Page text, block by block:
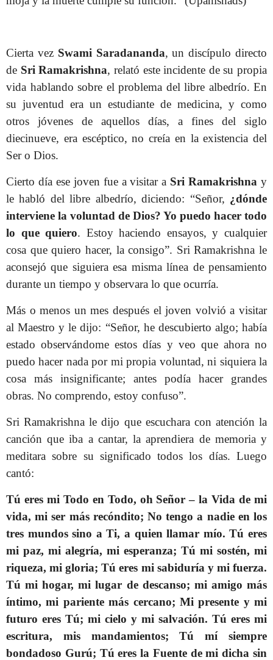
Cierta vez Swami Saradananda, un discípulo directo
de Sri Ramakrishna, relató este incidente de su propia
vida hablando sobre el problema del libre albedrío. En
su juventud era un estudiante de medicina, y como
otros jóvenes de aquellos días, a fines del siglo
diecinueve, era escéptico, no creía en la existencia del
Ser o Dios.
Cierto día ese joven fue a visitar a Sri Ramakrishna y
le habló del libre albedrío, diciendo: “Señor, ¿dónde
interviene la voluntad de Dios? Yo puedo hacer todo
lo que quiero. Estoy haciendo ensayos, y cualquier
cosa que quiero hacer, la consigo”. Sri Ramakrishna le
aconsejó que siguiera esa misma línea de pensamiento
durante un tiempo y observara lo que ocurría.
Más o menos un mes después el joven volvió a visitar
al Maestro y le dijo: “Señor, he descubierto algo; había
estado observándome estos días y veo que ahora no
puedo hacer nada por mi propia voluntad, ni siquiera la
cosa más insignificante; antes podía hacer grandes
obras. No comprendo, estoy confuso”.
Sri Ramakrishna le dijo que escuchara con atención la
canción que iba a cantar, la aprendiera de memoria y
meditara sobre su significado todos los días. Luego
cantó:
Tú eres mi Todo en Todo, oh Señor – la Vida de mi
vida, mi ser más recóndito; No tengo a nadie en los
tres mundos sino a Ti, a quien llamar mío. Tú eres
mi paz, mi alegría, mi esperanza; Tú mi sostén, mi
riqueza, mi gloria; Tú eres mi sabiduría y mi fuerza.
Tú mi hogar, mi lugar de descanso; mi amigo más
íntimo, mi pariente más cercano; Mi presente y mi
futuro eres Tú; mi cielo y mi salvación. Tú eres mi
escritura, mis mandamientos; Tú mí siempre
bondadoso Gurú; Tú eres la Fuente de mi dicha sin